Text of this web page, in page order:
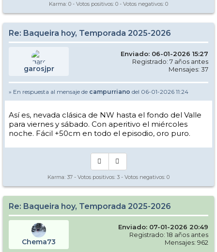
Karma: 0 - Votos positivos: 0 - Votos negativos: 0
Re: Baqueira hoy, Temporada 2025-2026
garosjpr
Enviado: 06-01-2026 15:27
Registrado: 7 años antes
Mensajes: 37
» En respuesta al mensaje de campurriano del 06-01-2026 11:24
Así es, nevada clásica de NW hasta el fondo del Valle
para viernes y sábado. Con aperitivo el miércoles
noche. Fácil +50cm en todo el episodio, oro puro.
Karma: 37 - Votos positivos: 3 - Votos negativos: 0
Re: Baqueira hoy, Temporada 2025-2026
Chema73
Enviado: 07-01-2026 20:49
Registrado: 18 años antes
Mensajes: 962